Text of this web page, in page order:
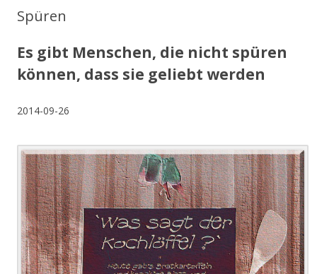
Spüren
Es gibt Menschen, die nicht spüren
können, dass sie geliebt werden
2014-09-26